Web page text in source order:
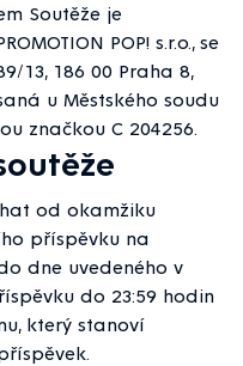
Soutěže je
POP! s.r.o., se
13, 186 00 Praha 8,
u Městského soudu
značkou C 204256.
od okamžiku
příspěvku na
dne uvedeného v
do 23:59 hodin
který stanoví